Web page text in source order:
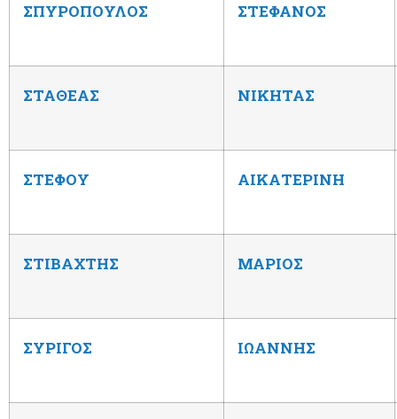
ΣΠΥΡΟΠΟΥΛΟΣ ΣΤΕΦΑΝΟΣ
ΣΤΑΘΕΑΣ ΝΙΚΗΤΑΣ
ΣΤΕΦΟΥ ΑΙΚΑΤΕΡΙΝΗ
ΣΤΙΒΑΧΤΗΣ ΜΑΡΙΟΣ
ΣΥΡΙΓΟΣ ΙΩΑΝΝΗΣ